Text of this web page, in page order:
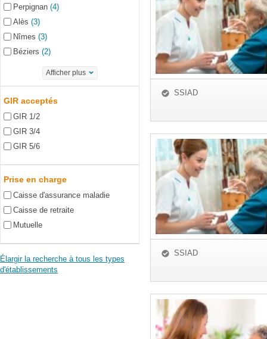
Perpignan (4)
Alès (3)
Nîmes (3)
Béziers (2)
Afficher plus
GIR acceptés
GIR 1/2
GIR 3/4
GIR 5/6
Prise en charge
Caisse d'assurance maladie
Caisse de retraite
Mutuelle
Élargir la recherche à tous les types
d'établissements
SSIAD
SSIAD